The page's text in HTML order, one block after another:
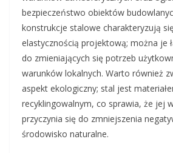
bezpieczeństwo obiektów
konstrukcje stalowe charakteryzują
elastycznością projektową; można je
do zmieniających się potrzeb
warunków lokalnych. Warto również
aspekt ekologiczny; stal jest
recyklingowalnym, co sprawia, że jej
przyczynia się do zmniejszenia
środowisko naturalne.